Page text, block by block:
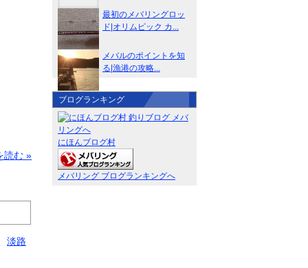
読む »
淡路
最初のメバリングロッ
ド|オリムピック カ...
メバルのポイントを知
る|漁港の攻略...
ブログランキング
にほんブログ村
メバリング ブログランキングへ